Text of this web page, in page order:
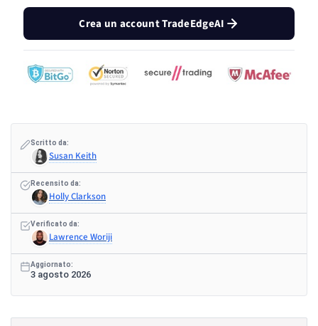
Crea un account TradeEdgeAI
Scritto da:
Susan Keith
Recensito da:
Holly Clarkson
Verificato da:
Lawrence Woriji
Aggiornato:
3 agosto 2026